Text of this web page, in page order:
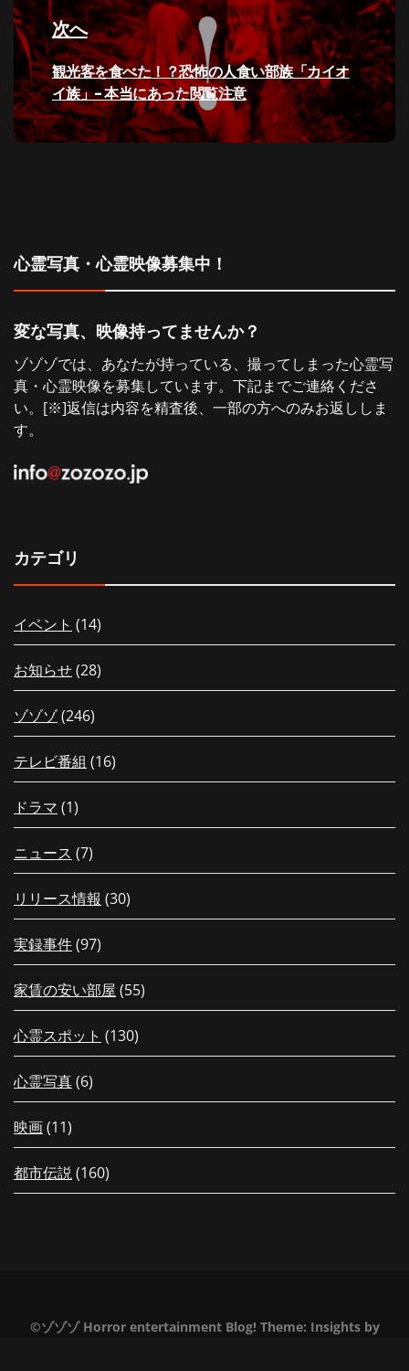
ー
シ
ョ
ン
次へ
次
の
投
稿:
観光客を食べた！？恐怖の人食い部族「カイオ
イ族」- 本当にあった閲覧注意
心霊写真・心霊映像募集中！
変な写真、映像持ってませんか？
ゾゾゾでは、あなたが持っている、撮ってしまった心霊写
真・心霊映像を募集しています。下記までご連絡くださ
い。[※]返信は内容を精査後、一部の方へのみお返ししま
す。
カテゴリ
イベント (14)
お知らせ(28)
ゾゾゾ(246)
テレビ番組 (16)
ドラマ (1)
ニュース (7)
リリース情報 (30)
実録事件(97)
家賃の安い部屋 (55)
心霊スポット (130)
心霊写真(6)
映画(11)
都市伝説(160)
©ゾゾゾ Horror entertainment Blog! Theme: Insightsby
所恐怖症の落合が半泣きの突撃レポ 定！新作グッズ